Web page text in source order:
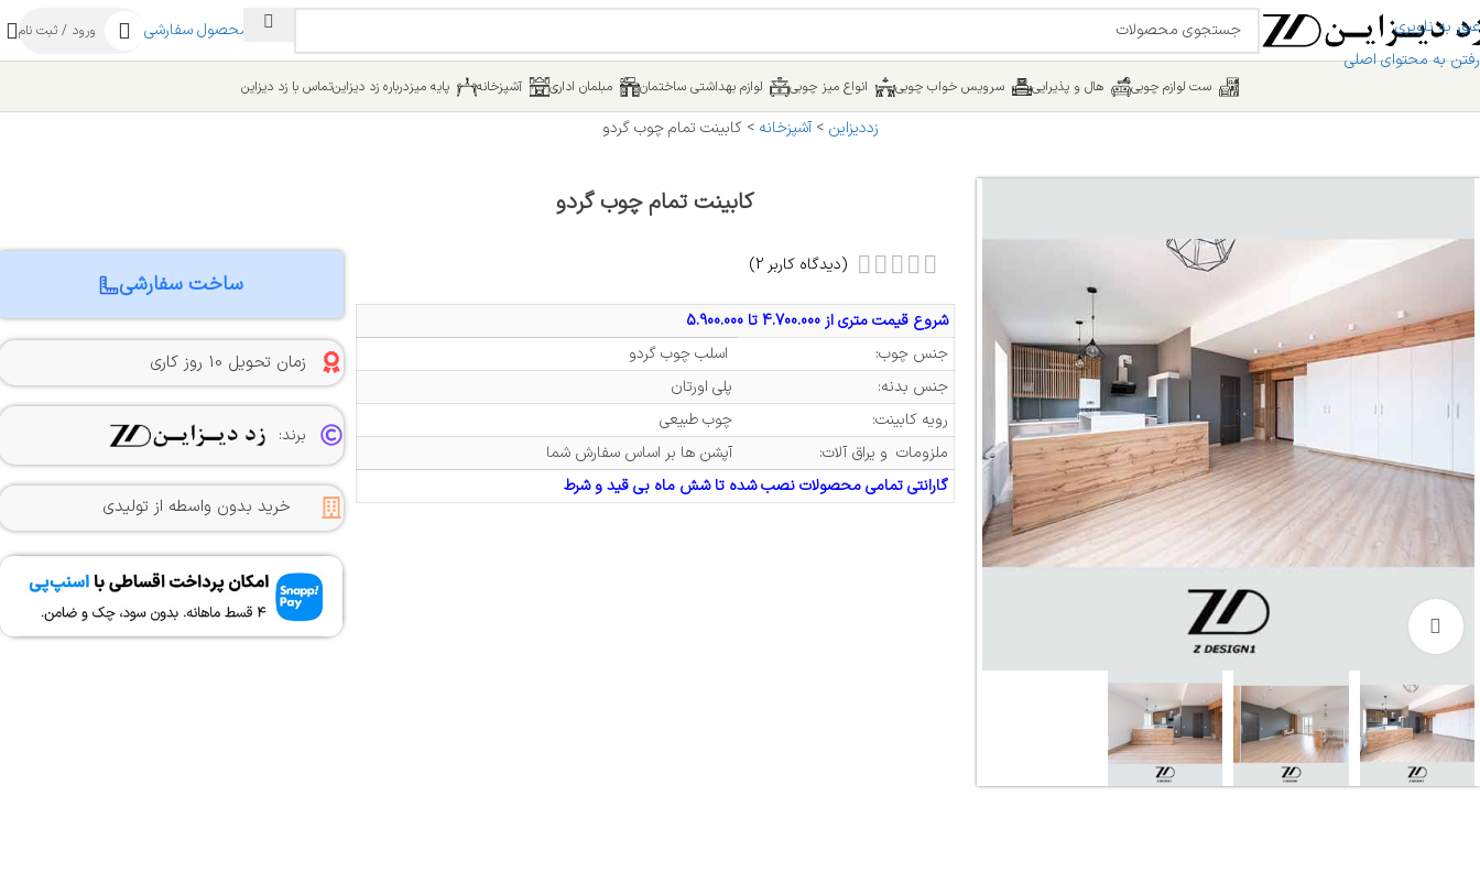
عبور به ناوبری
رفتن به محتوای اصلی
ساخت محصول سفارشی ورود / ثبت نام
ست لوازم چوبی هال و پذیرایی سرویس خواب چوبی انواع میز چوبی لوازم بهداشتی ساختمان مبلمان اداری آشپزخانه پایه میزدرباره زد دیزاینتماس با زد دیزاین
زددیزاین >آشپزخانه >کابینت تمام چوب گردو
کابینت تمام چوب گردو
(دیدگاه کاربر2
)
شروع قیمت متری از 4.700.000 تا 5.900.000
جنس چوب:
اسلب چوب گردو
جنس بدنه:
پلی اورتان
رویه کابینت:
چوب طبیعی
ملزومات و یراق آلات:
آپشن ها بر اساس سفارش شما
گارانتی تمامی محصولات نصب شده تا شش ماه بی قید و شرط
ساخت سفارشی
زمان تحویل 10 روز کاری
برند:
خرید بدون واسطه از تولیدی